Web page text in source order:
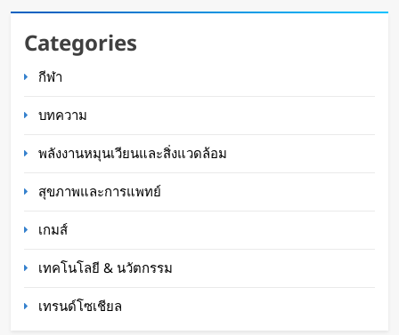
HUAWEI เปิดตัว Power Bank 12,000mAh ชาร์จ
ไว 100W พร้อมสาย USB-C ในตัว
Categories
กีฬา
บทความ
พลังงานหมุนเวียนและสิ่งแวดล้อม
สุขภาพและการแพทย์
เกมส์
เทคโนโลยี & นวัตกรรม
เทรนด์โซเชียล